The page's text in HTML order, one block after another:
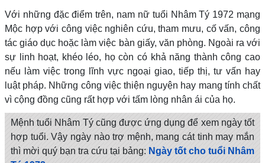
Với những đặc điểm trên, nam nữ tuổi Nhâm Tý 1972 mạng
Mộc hợp với công việc nghiên cứu, tham mưu, cố vấn, công
tác giáo dục hoặc làm việc bàn giấy, văn phòng. Ngoài ra với
sự linh hoạt, khéo léo, họ còn có khả năng thành công cao
nếu làm việc trong lĩnh vực ngoại giao, tiếp thị, tư vấn hay
luật pháp. Những công việc thiện nguyện hay mang tính chất
vì cộng đồng cũng rất hợp với tấm lòng nhân ái của họ.
Mệnh tuổi Nhâm Tý cũng được ứng dụng để xem ngày tốt
hợp tuổi. Vậy ngày nào trợ mệnh, mang cát tinh may mắn
thì mời quý bạn tra cứu tại bảng: Ngày tốt cho tuổi Nhâm